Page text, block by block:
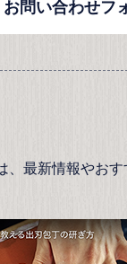
お問い合わせフ
、最新情報やお